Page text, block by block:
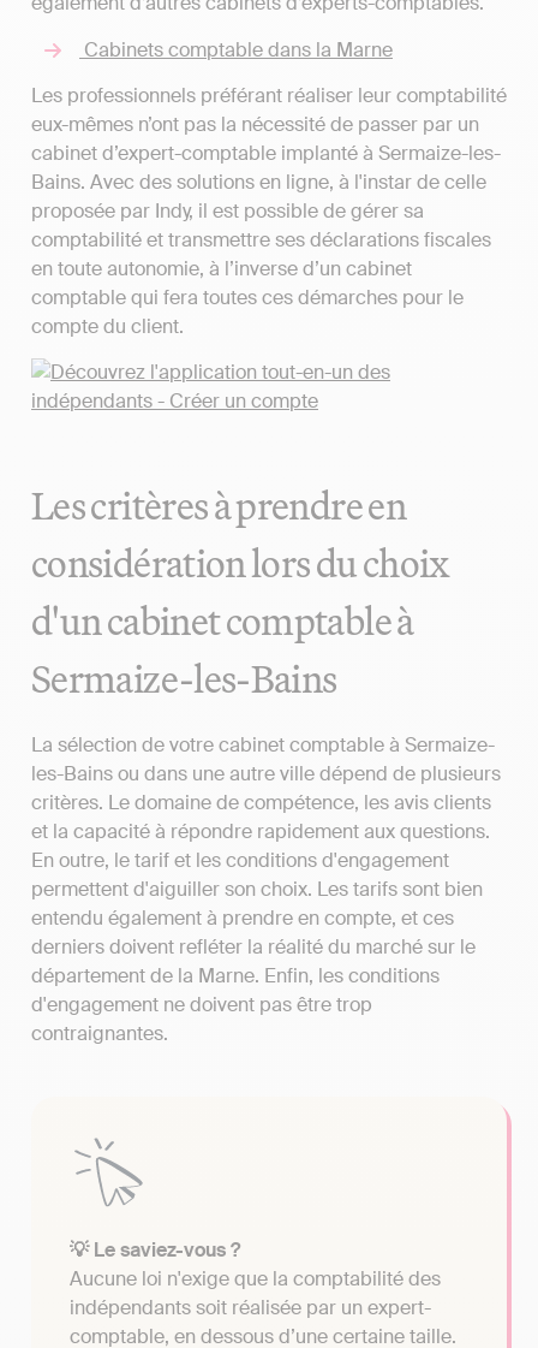
Cabinets comptable dans la Marne
Les professionnels préférant réaliser leur comptabilité
eux-mêmes n’ont pas la nécessité de passer par un
cabinet d’expert-comptable implanté à Sermaize-les-
Bains. Avec des solutions en ligne, à l'instar de celle
proposée par Indy, il est possible de gérer sa
comptabilité et transmettre ses déclarations fiscales
en toute autonomie, à l’inverse d’un cabinet
comptable qui fera toutes ces démarches pour le
compte du client.
Les critères à prendre en
considération lors du choix
d'un cabinet comptable à
Sermaize-les-Bains
La sélection de votre cabinet comptable à Sermaize-
les-Bains ou dans une autre ville dépend de plusieurs
critères. Le domaine de compétence, les avis clients
et la capacité à répondre rapidement aux questions.
En outre, le tarif et les conditions d'engagement
permettent d'aiguiller son choix. Les tarifs sont bien
entendu également à prendre en compte, et ces
derniers doivent refléter la réalité du marché sur le
département de la Marne. Enfin, les conditions
d'engagement ne doivent pas être trop
contraignantes.
💡 Le saviez-vous ?
Aucune loi n'exige que la comptabilité des
indépendants soit réalisée par un expert-
comptable, en dessous d’une certaine taille.